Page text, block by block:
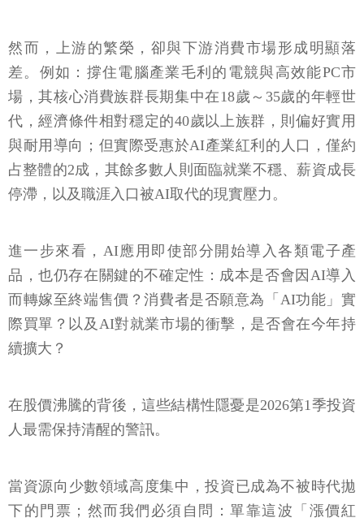
然而，上游的繁榮，卻與下游消費市場形成明顯落
差。例如：撐住電腦產業毛利的電競與高效能PC市
場，其核心消費族群長期集中在18歲～35歲的年輕世
代，經濟條件相對穩定的40歲以上族群，則偏好實用
與耐用導向；但實際受惠於AI產業紅利的人口，僅約
占整體的2成，其餘多數人則面臨就業不穩、薪資成長
停滯，以及職涯入口被AI取代的現實壓力。
進一步來看，AI應用即使部分開始導入各類電子產
品，也仍存在關鍵的不確定性：成本是否會因AI導入
而轉嫁至終端售價？消費者是否願意為「AI功能」實
際買單？以及AI對就業市場的衝擊，是否會在今年持
續擴大？
在股價沸騰的背後，這些結構性隱憂是2026第1季投資
人最需保持清醒的警訊。
當資源向少數領域高度集中，投資已成為不被時代拋
下的門票；然而我們必須自問：單靠這波「漲價紅